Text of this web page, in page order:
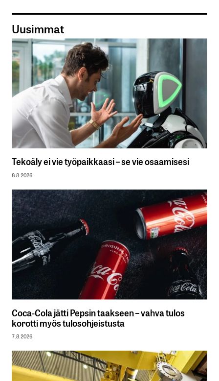
Uusimmat
Tekoäly ei vie työpaikkaasi – se vie osaamisesi
8.8.2026
Coca-Cola jätti Pepsin taakseen – vahva tulos
korotti myös tulosohjeistusta
7.8.2026